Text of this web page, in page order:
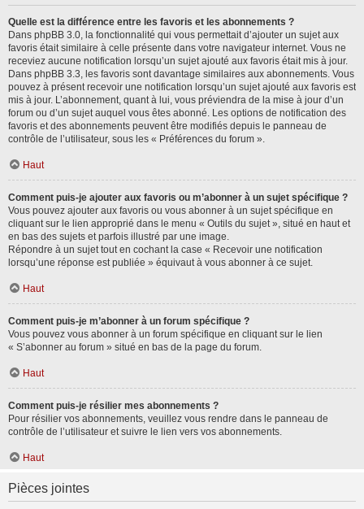
Quelle est la différence entre les favoris et les abonnements ?
Dans phpBB 3.0, la fonctionnalité qui vous permettait d’ajouter un sujet aux
favoris était similaire à celle présente dans votre navigateur internet. Vous ne
receviez aucune notification lorsqu’un sujet ajouté aux favoris était mis à jour.
Dans phpBB 3.3, les favoris sont davantage similaires aux abonnements. Vous
pouvez à présent recevoir une notification lorsqu’un sujet ajouté aux favoris est
mis à jour. L’abonnement, quant à lui, vous préviendra de la mise à jour d’un
forum ou d’un sujet auquel vous êtes abonné. Les options de notification des
favoris et des abonnements peuvent être modifiés depuis le panneau de
contrôle de l’utilisateur, sous les « Préférences du forum ».
Haut
Comment puis-je ajouter aux favoris ou m’abonner à un sujet spécifique ?
Vous pouvez ajouter aux favoris ou vous abonner à un sujet spécifique en
cliquant sur le lien approprié dans le menu « Outils du sujet », situé en haut et
en bas des sujets et parfois illustré par une image.
Répondre à un sujet tout en cochant la case « Recevoir une notification
lorsqu’une réponse est publiée » équivaut à vous abonner à ce sujet.
Haut
Comment puis-je m’abonner à un forum spécifique ?
Vous pouvez vous abonner à un forum spécifique en cliquant sur le lien
« S’abonner au forum » situé en bas de la page du forum.
Haut
Comment puis-je résilier mes abonnements ?
Pour résilier vos abonnements, veuillez vous rendre dans le panneau de
contrôle de l’utilisateur et suivre le lien vers vos abonnements.
Haut
Pièces jointes